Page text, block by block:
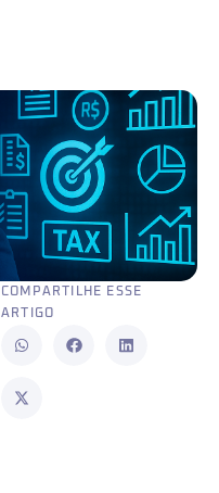
COMPARTILHE ESSE
ARTIGO